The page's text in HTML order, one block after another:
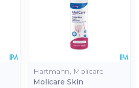
Hartmann, Molicare
Molicare Skin